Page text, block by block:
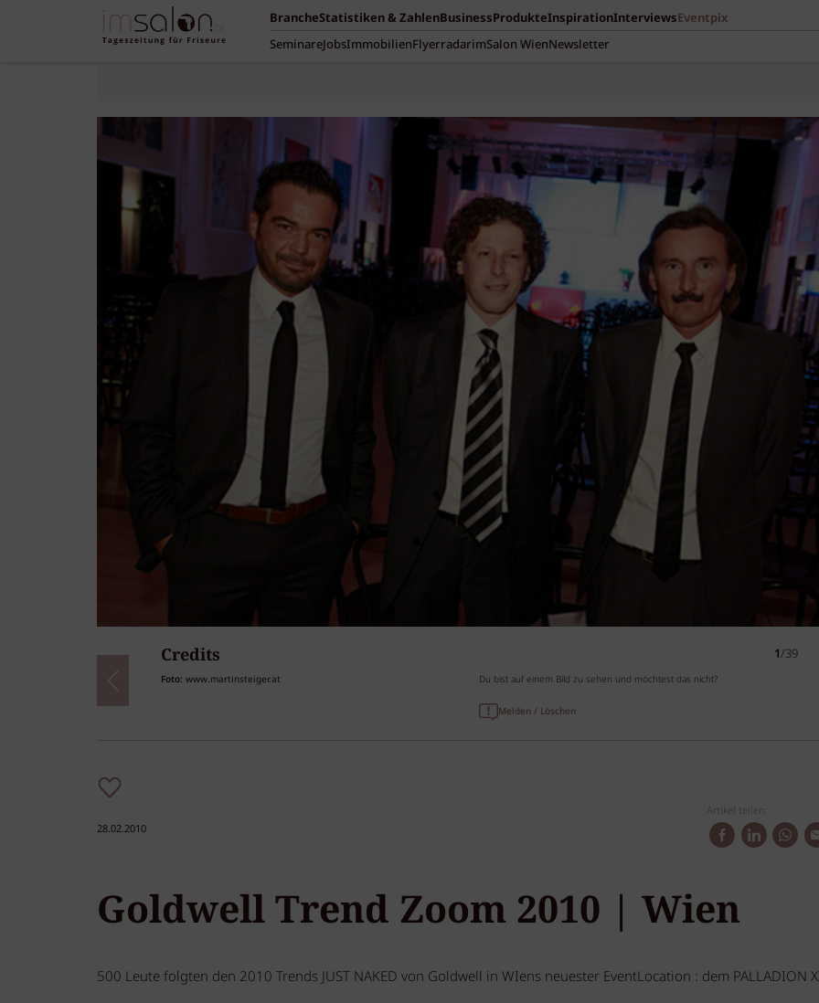
BrancheStatistiken & ZahlenBusinessProdukteInspirationInterviewsEventpix
SeminareJobsImmobilienFlyerradarimSalon WienNewsletter
Credits 1/39
Foto: www.martinsteiger.at Du bist auf einem Bild zu sehen und möchtest das nicht?
Melden / Löschen
28.02.2010
Artikel teilen:
Goldwell Trend Zoom 2010 | Wien
500 Leute folgten den 2010 Trends JUST NAKED von Goldwell in WIens neuester EventLocation : dem PALLADION